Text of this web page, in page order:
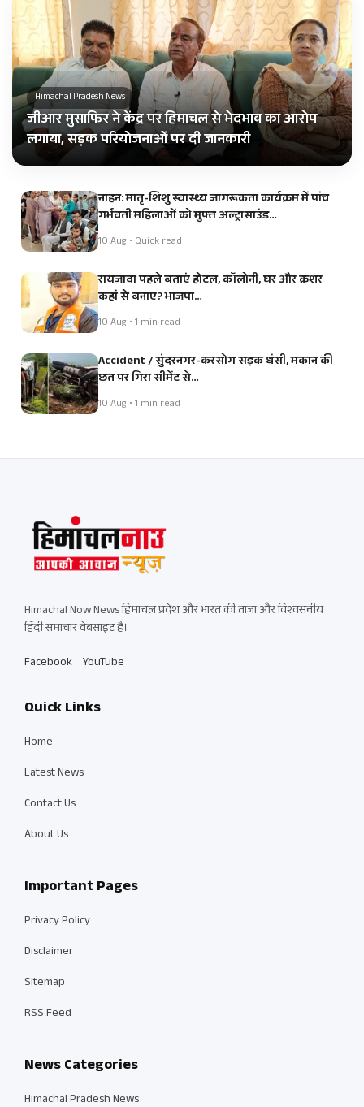
Himachal Pradesh News
जीआर मुसाफिर ने केंद्र पर हिमाचल से भेदभाव का आरोप
लगाया, सड़क परियोजनाओं पर दी जानकारी
नाहन: मातृ-शिशु स्वास्थ्य जागरूकता कार्यक्रम में पांच
गर्भवती महिलाओं को मुफ्त अल्ट्रासाउंड…
10 Aug • Quick read
रायजादा पहले बताएं होटल, कॉलोनी, घर और क्रशर
कहां से बनाए? भाजपा…
10 Aug • 1 min read
Accident / सुंदरनगर-करसोग सड़क धंसी, मकान की
छत पर गिरा सीमेंट से…
10 Aug • 1 min read
Himachal Now News हिमाचल प्रदेश और भारत की ताज़ा और विश्वसनीय
हिंदी समाचार वेबसाइट है।
Facebook YouTube
Quick Links
Home
Latest News
Contact Us
About Us
Important Pages
Privacy Policy
Disclaimer
Sitemap
RSS Feed
News Categories
Himachal Pradesh News